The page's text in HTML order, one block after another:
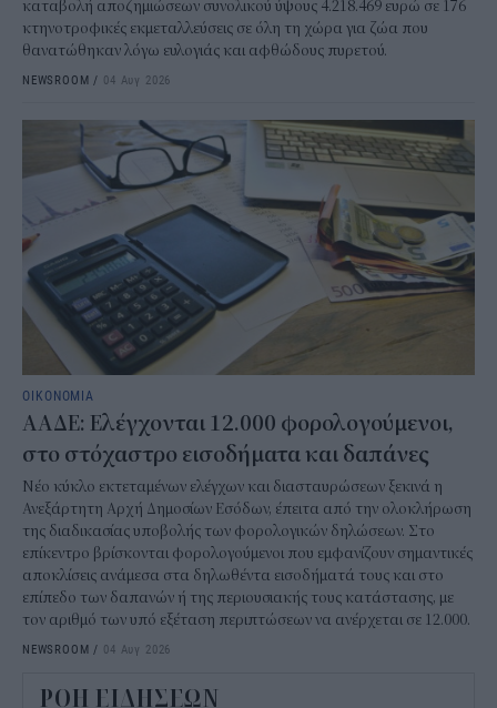
καταβολή αποζημιώσεων συνολικού ύψους 4.218.469 ευρώ σε 176
κτηνοτροφικές εκμεταλλεύσεις σε όλη τη χώρα για ζώα που
θανατώθηκαν λόγω ευλογιάς και αφθώδους πυρετού.
NEWSROOM / 04 Αυγ 2026
ΟΙΚΟΝΟΜΙΑ
ΑΑΔΕ: Ελέγχονται 12.000 φορολογούμενοι,
στο στόχαστρο εισοδήματα και δαπάνες
Νέο κύκλο εκτεταμένων ελέγχων και διασταυρώσεων ξεκινά η
Ανεξάρτητη Αρχή Δημοσίων Εσόδων, έπειτα από την ολοκλήρωση
της διαδικασίας υποβολής των φορολογικών δηλώσεων. Στο
επίκεντρο βρίσκονται φορολογούμενοι που εμφανίζουν σημαντικές
αποκλίσεις ανάμεσα στα δηλωθέντα εισοδήματά τους και στο
επίπεδο των δαπανών ή της περιουσιακής τους κατάστασης, με
τον αριθμό των υπό εξέταση περιπτώσεων να ανέρχεται σε 12.000.
NEWSROOM / 04 Αυγ 2026
ΡΟΗ ΕΙΔΗΣΕΩΝ